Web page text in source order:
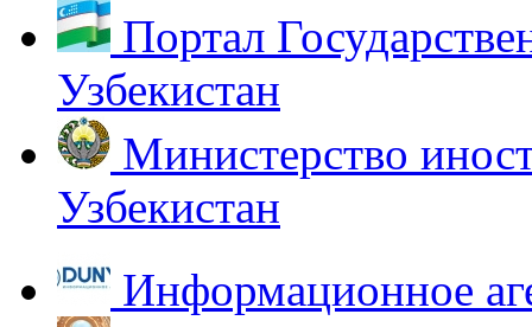
Портал
Узбекистан
Министерство
Узбекистан
Информационное